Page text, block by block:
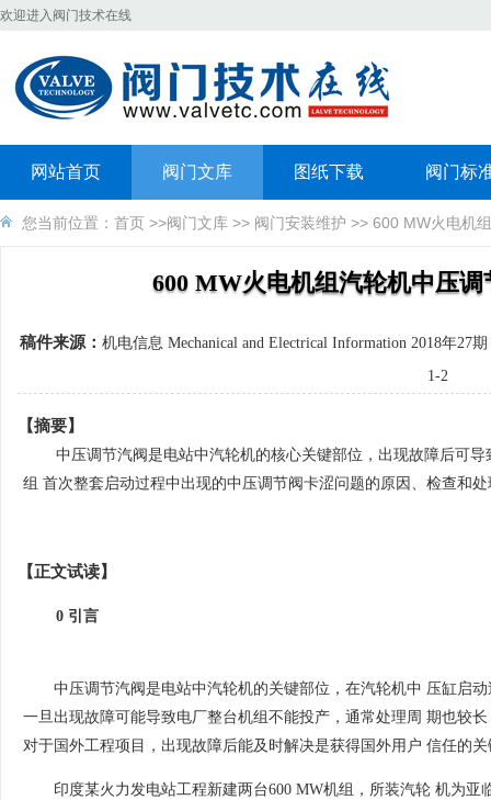
欢迎进入阀门技术在线
网站首页 阀门文库 图纸下载 阀门标
您当前位置： 首页 >>阀门文库 >> 阀门安装维护 >> 600 MW火电机
600 MW火电机组汽轮机中压
稿件来源：机电信息 Mechanical and Electrical Information 2018年27
1-2
【摘要】
中压调节汽阀是电站中汽轮机的核心关键部位，出现故障后可
组 首次整套启动过程中出现的中压调节阀卡涩问题的原因、检查和
【正文试读】
0 引言
中压调节汽阀是电站中汽轮机的关键部位，在汽轮机中 压缸启
一旦出现故障可能导致电厂整台机组不能投产，通常处理周 期也较
对于国外工程项目，出现故障后能及时解决是获得国外用户 信任的关
印度某火力发电站工程新建两台600 MW机组，所装汽轮 机为